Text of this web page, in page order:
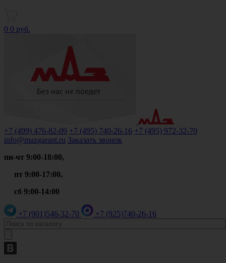
0 0 руб.
+7 (499) 476-82-09 +7 (495) 740-26-16 +7 (495) 972-32-70
info@mazgarant.ru Заказать звонок
пн-чт 9:00-18:00,
пт 9:00-17:00,
сб 9:00-14:00
+7 (901)546-32-70 +7 (925)740-26-16